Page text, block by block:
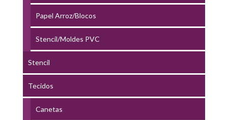
Papel Arroz/Blocos
Stencil/Moldes PVC
Stencil
Tecidos
Canetas